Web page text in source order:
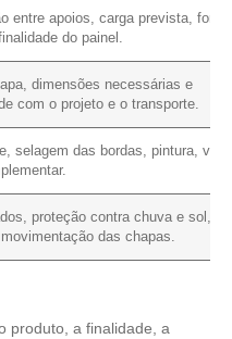
entre apoios, carga prevista,
do painel.
dimensões necessárias e
com o projeto e o transporte.
selagem das bordas, pintura,
proteção contra chuva e sol,
das chapas.
produto, a finalidade, a